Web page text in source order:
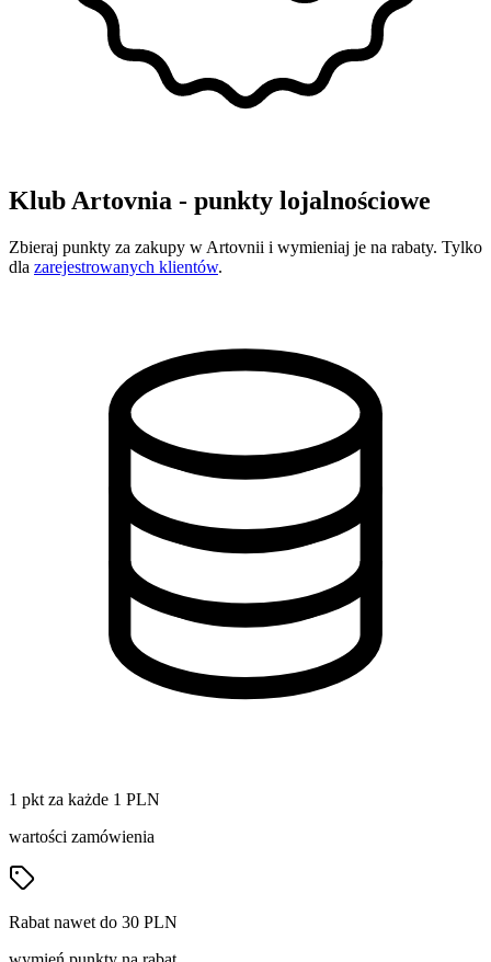
Klub Artovnia - punkty lojalnościowe
Zbieraj punkty za zakupy w Artovnii i wymieniaj je na rabaty. Tylko
dla zarejestrowanych klientów.
1 pkt za każde 1 PLN
wartości zamówienia
Rabat nawet do 30 PLN